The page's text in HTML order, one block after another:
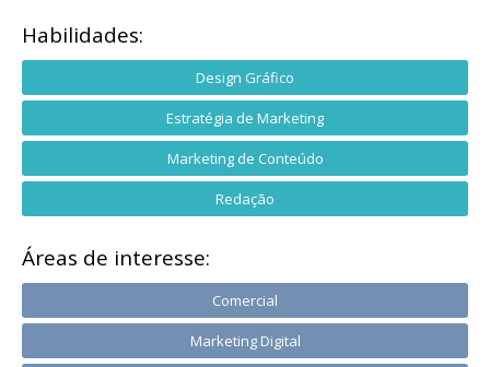
Habilidades:
Design Gráfico
Estratégia de Marketing
Marketing de Conteúdo
Redação
Áreas de interesse:
Comercial
Marketing Digital